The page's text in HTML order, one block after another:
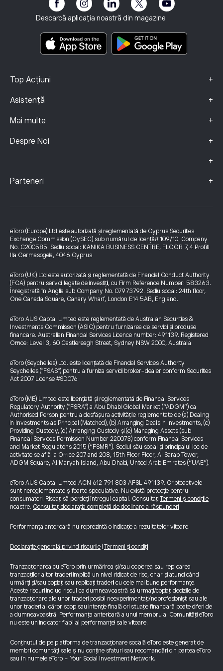
Descarcă aplicația noastră din magazine
Top Acțiuni +
Asistență +
Mai multe +
Despre Noi +
+
Termene și condiții
Documente cu informații cheie
Date Despre Reclamații (clienți FCA)
Parteneri +
Asigurari de Investiții
eToro (Europe) Ltd este autorizată și reglementată de Cyprus Securities
Exchange Commission (CySEC) sub numărul de licență# 109/10. Company
No. C200585. Sediu social: KANIKA BUSINESS CENTRE, FLOOR 7, 4 Profiti
Ilia Germasogeia, 4046 Cyprus
eToro (UK) Ltd este autorizată și reglementată de Financial Conduct Authority
(FCA) pentru servicii legate de investiții, cu Firm Reference Number: 583263.
Înregistrată în Anglia sub Company No. 07973792. Sediu social: 24th floor,
One Canada Square, Canary Wharf, London E14 5AB, England.
eToro AUS Capital Limited este reglementată de Australian Securities &
Investments Commission (ASIC) pentru furnizarea de servicii și produse
financiare. Australian Financial Services Licence number: 491139. Registered
Office: Level 3, 60 Castlereagh Street, Sydney NSW 2000, Australia
eToro (Seychelles) Ltd. este licențiată de Financial Services Authority
Seychelles ("FSAS") pentru a furniza servicii broker-dealer conform Securities
Act 2007 License #SD076
eToro (ME) Limited este licențiată și reglementată de Financial Services
Regulatory Authority ("FSRA") a Abu Dhabi Global Market (“ADGM”) ca
Authorised Person pentru a desfășura activitățile reglementate de (a) Dealing
in Investments as Principal (Matched), (b) Arranging Deals in Investments, (c)
Providing Custody, (d) Arranging Custody și (e) Managing Assets (sub
Financial Services Permission Number 220073) conform Financial Services
and Market Regulations 2015 (“FSMR”). Sediul său social și principalul loc de
activitate se află la Office 207 and 208, 15th Floor Floor, Al Sarab Tower,
ADGM Square, Al Maryah Island, Abu Dhabi, United Arab Emirates (“UAE”).
eToro AUS Capital Limited ACN 612 791 803 AFSL 491139. Criptoactivele
sunt nereglementate și foarte speculative. Nu există protecție pentru
consumatori. Riscați să pierdeți întregul capital. Consultați Termenii și condițiile
noastre. Consultați declarația completă de declinare a răspunderii
Performanța anterioară nu reprezintă o indicație a rezultatelor viitoare.
Declarație generală privind riscurile Termeni și condiții
Tranzacționarea cu eToro prin urmărirea și/sau copierea sau replicarea
tranzacțiilor altor traderi implică un nivel ridicat de risc, chiar și atunci când
urmăriți și/sau copiați sau replicați traderii cu cele mai bune performanțe.
Aceste riscuri includ riscul ca dumneavoastră să urmați/copiați deciziile de
tranzacționare ale unor traderi posibil neexperimentați/neprofesioniști sau ale
unor traderi al căror scop sau intenție finală ori situație financiară poate diferi de
a dumneavoastră. Performanța anterioară a unui membru al Comunității eToro
nu este un indicator fiabil al performanței sale viitoare.
Conținutul de pe platforma de tranzacționare socială eToro este generat de
membrii comunității sale și nu conține sfaturi sau recomandări din partea eToro
sau în numele eToro - Your Social Investment Network.